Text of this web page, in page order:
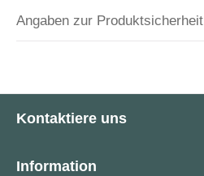
Angaben zur Produktsicherheit
Kontaktiere uns
Information